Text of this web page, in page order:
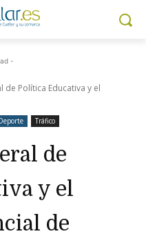
-
de Política Educativa y el
Tráfico
de
y el
de